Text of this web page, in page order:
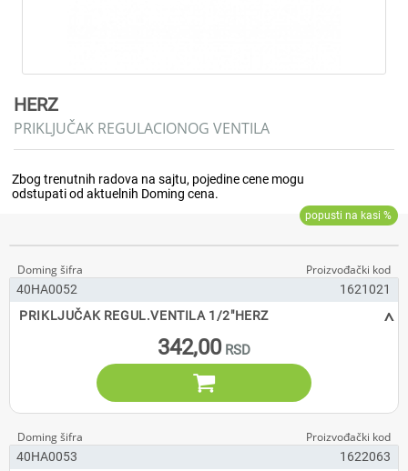
HERZ
PRIKLJUČAK REGULACIONOG VENTILA
40HA0052
1621021
PRIKLJUČAK REGUL.VENTILA 1/2"HERZ
342,00
^

40HA0053
1622063